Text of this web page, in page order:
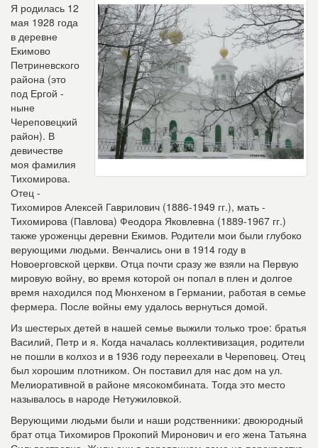
Я родилась 12
мая 1928 года
в деревне
Екимово
Петриневского
района (это
под Ергой -
ныне
Череповецкий
район). В
девичестве
моя фамилия
Тихомирова.
Отец -
Тихомиров Алексей Гаврилович (1886-1949 гг.), мать -
Тихомирова (Павлова) Феодора Яковлевна (1889-1967 гг.)
также уроженцы деревни Екимов. Родители мои были глубоко
верующими людьми. Венчались они в 1914 году в
Новоерговской церкви. Отца почти сразу же взяли на Первую
мировую войну, во время которой он попал в плен и долгое
время находился под Мюнхеном в Германии, работая в семье
фермера. После войны ему удалось вернуться домой.
Из шестерых детей в нашей семье выжили только трое: братья
Василий, Петр и я. Когда началась коллективизация, родители
не пошли в колхоз и в 1936 году переехали в Череповец. Отец
был хорошим плотником. Он поставил для нас дом на ул.
Мелиоративной в районе мясокомбината. Тогда это место
называлось в народе Нетужиловкой.
Верующими людьми были и наши родственники: двоюродный
брат отца Тихомиров Прокопий Миронович и его жена Татьяна